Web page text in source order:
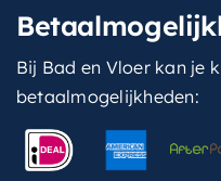
Bij Bad en Vloer kan je
betaalmogelijkheden: